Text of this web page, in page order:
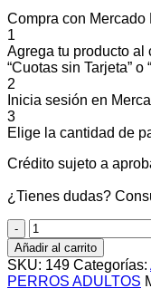
Compra con Mercado
1
Agrega tu producto al
“Cuotas sin Tarjeta” o
2
Inicia sesión en
3
Elige la cantidad de
Crédito sujeto a
¿Tienes dudas?
DOG
SELECTION
CRIADORES
X
Añadir al carrito
SKU: 149 Categorías:
PERROS ADULTOS